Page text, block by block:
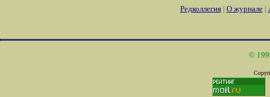
Редколлегия| О журнале|
©